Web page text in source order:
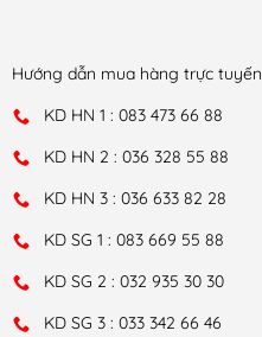
Hướng dẫn mua hàng trực tuyến
KD HN 1 : 083 473 66 88
KD HN 2 : 036 328 55 88
KD HN 3 : 036 633 82 28
KD SG 1 : 083 669 55 88
KD SG 2 : 032 935 30 30
KD SG 3 : 033 342 66 46